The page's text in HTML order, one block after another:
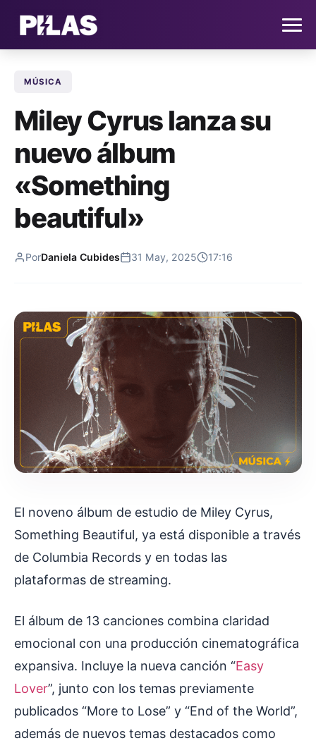
NOTICIAS
QUIÉNES SOMOS
CONTACTO
SUSCRÍBETE
MÚSICA
Miley Cyrus lanza su
nuevo álbum
«Something
beautiful»
PorDaniela Cubides 31 May, 2025 17:16
El noveno álbum de estudio de Miley Cyrus,
Something Beautiful, ya está disponible a través
de Columbia Records y en todas las
plataformas de streaming.
El álbum de 13 canciones combina claridad
emocional con una producción cinematográfica
expansiva. Incluye la nueva canción “Easy
Lover”, junto con los temas previamente
publicados “More to Lose” y “End of the World”,
además de nuevos temas destacados como